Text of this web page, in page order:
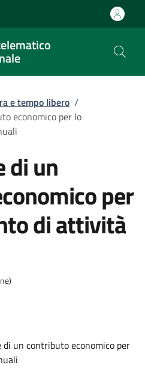
e tempo libero /
economico per lo
di un
per
di attività
di un contributo economico per